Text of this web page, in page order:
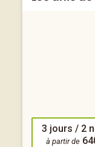
3 jours / 2
à partir de